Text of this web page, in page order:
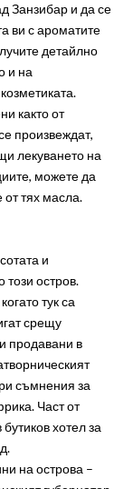
Занзибар и да се
ви с ароматите
детайлно
и на
както от
произвеждат,
лекуването на
можете да
от тях масла.
и
този остров.
тук са
срещу
продавани в
съмнения за
Част от
хотел за
на острова –